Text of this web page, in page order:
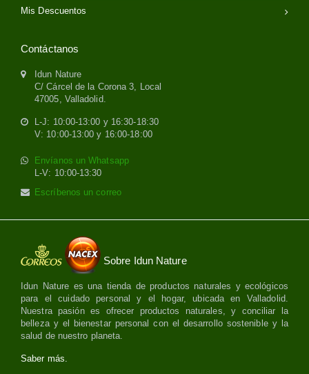
Mis Descuentos
Contáctanos
Idun Nature
C/ Cárcel de la Corona 3, Local
47005, Valladolid.
L-J: 10:00-13:00 y 16:30-18:30
V: 10:00-13:00 y 16:00-18:00
Envíanos un Whatsapp
L-V: 10:00-13:30
Escríbenos un correo
Sobre Idun Nature
Idun Nature es una tienda de productos naturales y ecológicos
para el cuidado personal y el hogar, ubicada en Valladolid.
Nuestra pasión es ofrecer productos naturales, y conciliar la
belleza y el bienestar personal con el desarrollo sostenible y la
salud de nuestro planeta.
Saber más.